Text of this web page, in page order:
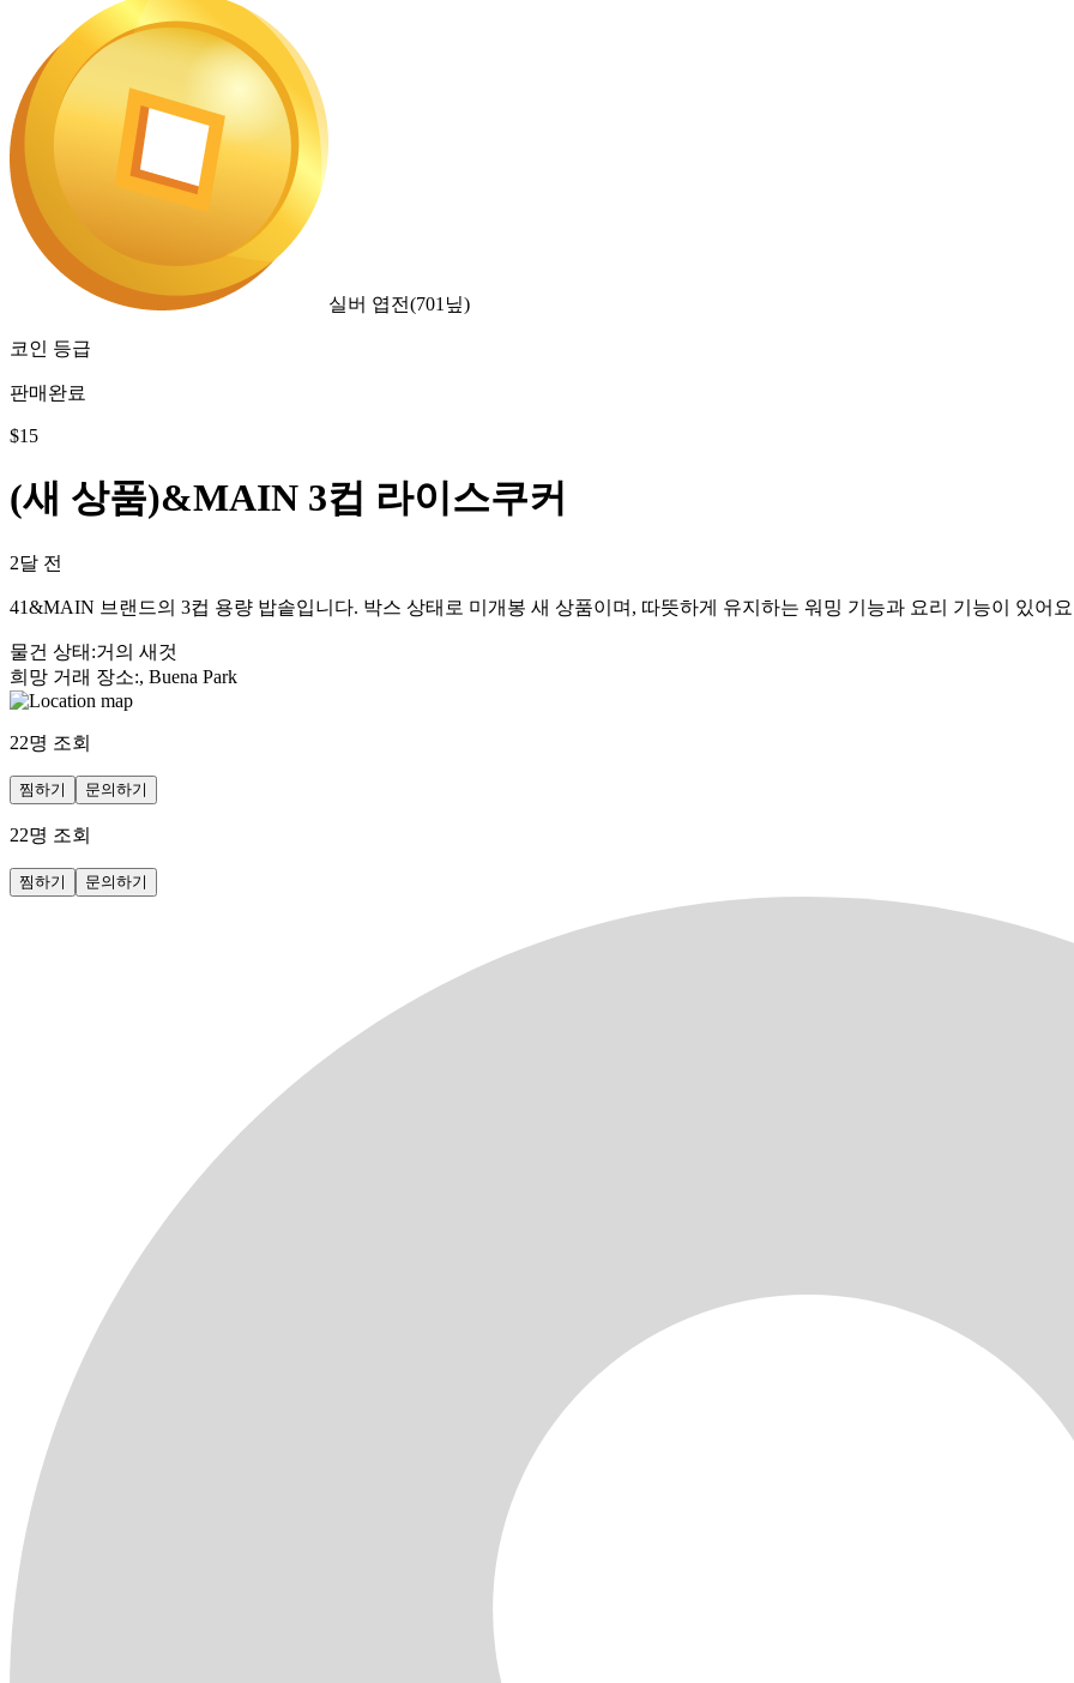
실버 엽전(701 닢)
코인 등급
판매완료
$15
(새 상품)&MAIN 3컵 라이스쿠커
2달 전
41&MAIN 브랜드의 3컵 용량 밥솥입니다. 박스 상태로 미개봉 새 상품이며, 따뜻하게 유지하는 워밍 기능과 요리 기능이 있어
물건 상태 :거의 새것
희망 거래 장소:, Buena Park
22명 조회
찜하기 문의하기
22명 조회
찜하기 문의하기